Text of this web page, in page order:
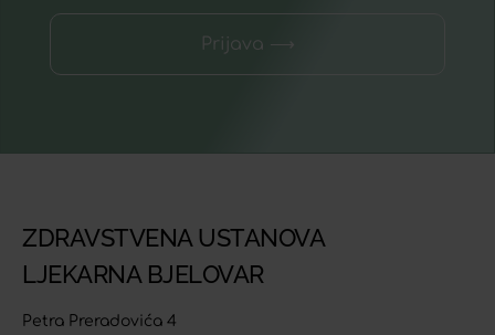
Prijava ⟶
ZDRAVSTVENA USTANOVA
LJEKARNA BJELOVAR
Petra Preradovića 4